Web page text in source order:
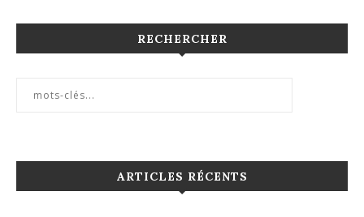
RECHERCHER
ARTICLES RÉCENTS